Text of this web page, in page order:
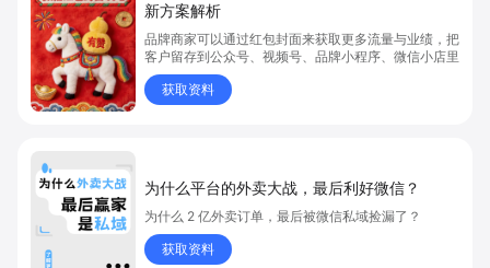
新方案解析
品牌商家可以通过红包封面来获取更多流量与业绩，把
客户留存到公众号、视频号、品牌小程序、微信小店里
获取资料
为什么平台的外卖大战，最后利好微信？
为什么 2 亿外卖订单，最后被微信私域捡漏了？
获取资料